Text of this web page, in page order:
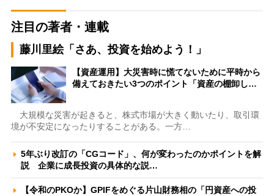
注目の著者・連載
藤川里絵「さあ、投資を始めよう！」
【資産運用】大災害時に慌てないために平時から
備えておきたい3つのポイント「資産の棚卸し…
大規模な災害が起きると、株式市場が大きく動いたり、取引環
境が不安定になったりすることがある。一方…
5年ぶり改訂の「CGコード」、何が変わったのかポイントを解
説 企業に成長投資の具体的な説…
【令和のPKOか】GPIFをめぐる片山財務相の「円資産への投